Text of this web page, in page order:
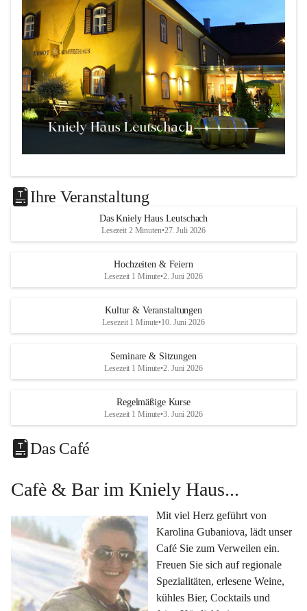
in unserem wunderschönen Leutschach an der Weinstraße!
Unsere Highlights:
Ein klimatisierter Seminarraum für kleinere Gruppen
bis 25 Personen.
Eine voll ausgestattete Küche
für Catering oder
eigene kulinarische Highlights.
Klimatisiertes Foyer mit Theken-Infrastruktur,
Künstlergarderobe, kleiner Garten und Festwiese –
alles für Ihre perfekte Veranstaltung.
Seminare & Workshops, Hochzeiten &
Familienfeiern, Tagungen, Kulturevents oder Kundenevents
– bei uns finden Sie den passenden Rahmen für Ihre Ideen.
Lassen Sie sich von Karolina Gubaniova mit regionalen
Spezialitäten, edlen Weinen und kleinen Köstlichkeiten
verwöhnen.
Fragen oder Anfragen?
Kontaktieren Sie uns gerne per Mail
l.kohlmaier@leutschach-weinstrasse.gv.at
oder
+4334547060223
Ihre Veranstaltung
Das Kniely Haus Leutschach
Lesezeit 2 Minuten•27. Juli 2026
Hochzeiten & Feiern
Lesezeit 1 Minute•2. Juni 2026
Kultur & Veranstaltungen
Lesezeit 1 Minute•10. Juni 2026
Seminare & Sitzungen
Lesezeit 1 Minute•2. Juni 2026
Regelmäßige Kurse
Lesezeit 1 Minute•3. Juni 2026
Das Café
Cafè & Bar im Kniely Haus...
Mit viel Herz geführt von
Karolina Gubaniova, lädt unser
Café Sie zum Verweilen ein.
Freuen Sie sich auf regionale
Spezialitäten, erlesene Weine,
kühles Bier, Cocktails und